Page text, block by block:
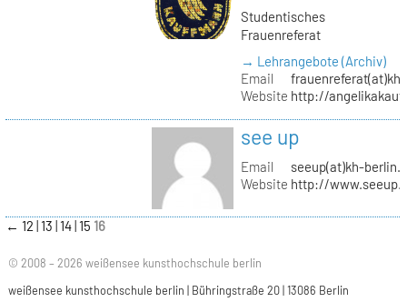
Studentisches
Frauenreferat
→ Lehrangebote (Archiv)
Email
Website http://
see up
Email
seeup(at)kh-
Website http://
← 12 13 14 15 16
© 2008 – 2026 weißensee kunsthochschule berlin
weißensee kunsthochschule berlin | Bühringstraße 20 | 13086 Berlin